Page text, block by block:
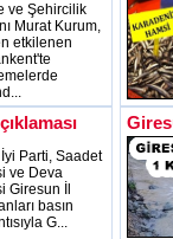
ve Şehircilik
Murat Kurum,
etkilenen
Parti, Saadet
ve Deva
Giresun İl
basın
G...